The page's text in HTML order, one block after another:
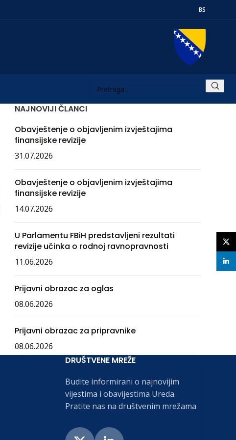
BS
NAJNOVIJI ČLANCI
Obavještenje o objavljenim izvještajima
finansijske revizije
31.07.2026
Obavještenje o objavljenim izvještajima
finansijske revizije
14.07.2026
U Parlamentu FBiH predstavljeni rezultati
revizije učinka o rodnoj ravnopravnosti
11.06.2026
Prijavni obrazac za oglas
08.06.2026
Prijavni obrazac za pripravnike
08.06.2026
DRUŠTVENE MREŽE
Budite informirani o najnovijim
vijestima i obavijestima Ureda.
Pratite nas na društvenim mrežama